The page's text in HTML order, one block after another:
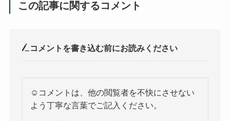
この記事に関するコメント
コメントを書き込む前にお読みください
☺️コメントは、他の閲覧者を不快にさせない
よう丁寧な言葉でご記入ください。